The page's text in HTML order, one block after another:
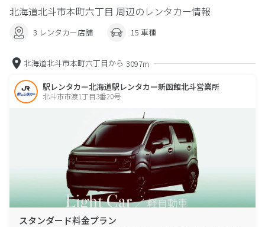
北海道北斗市本町六丁目 周辺のレンタカー情報
3 レンタカー店舗 15 車種
北海道北斗市本町六丁目から 3097m
駅レンタカー北海道駅レンタカー新函館北斗営業所
北斗市市渡1丁目3番20号
スタンダード料金プラン